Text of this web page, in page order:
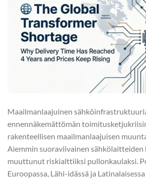
Maailmanlaajuinen
ennennäkemättömän
rakenteellisen maailmanlaajuisen
Aiemmin suoraviivainen sähkölaitteiden
muuttunut riskialttiiksi pullonkaulaksi.
Euroopassa, Lähi-idässä ja